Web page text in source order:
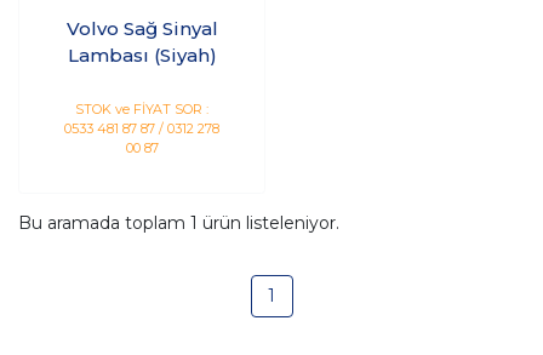
Volvo Sağ Sinyal
Lambası (Siyah)
STOK ve FİYAT SOR :
0533 481 87 87 / 0312 278
00 87
Bu aramada toplam 1 ürün listeleniyor.
1